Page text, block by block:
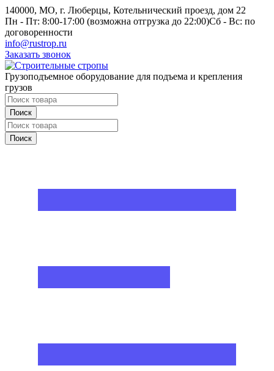
140000, МО, г. Люберцы, Котельнический проезд, дом 22
Пн - Пт: 8:00-17:00 (возможна отгрузка до 22:00)Сб - Вс: по
договоренности
info@rustrop.ru
Заказать звонок
Грузоподъемное оборудование для подъема и крепления
грузов
Поиск
Поиск